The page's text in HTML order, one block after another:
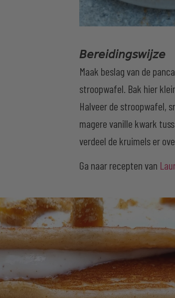
𝘉𝘦𝘳𝘦𝘪𝘥𝘪𝘯𝘨𝘴𝘸𝘪𝘫𝘻𝘦
Maak beslag van de
stroopwafel. Bak hier
Halveer de stroopwafel,
magere vanille kwark
verdeel de kruimels er
Ga naar recepten van